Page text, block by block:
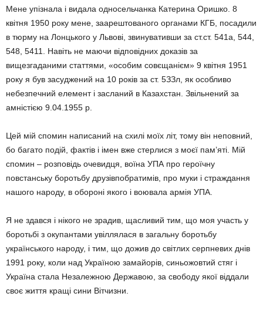
Мене упізнала і видала односельчанка Катерина Оришко. 8
квітня 1950 року мене, заарештованого органами КГБ, посадили
в тюрму на Лонцького у Львові, звинувативши за ст.ст. 541а, 544,
548, 5411. Навіть не маючи відповідних доказів за
вищезгаданими статтями, «особим совєщанієм» 9 квітня 1951
року я був засуджений на 10 років за ст. 5ЗЗл, як особливо
небезпечний елемент і засланий в Казахстан. Звільнений за
амністією 9.04.1955 р.
Цей мій спомин написаний на схилі моїх літ, тому він неповний,
бо багато подій, фактів і імен вже стерлися з моєї пам’яті. Мій
спомин – розповідь очевидця, воїна УПА про героїчну
повстанську боротьбу друзівпобратимів, про муки і страждання
нашого народу, в обороні якого і воювала армія УПА.
Я не здався і нікого не зрадив, щасливий тим, що моя участь у
боротьбі з окупантами увіллялася в загальну боротьбу
українського народу, і тим, що дожив до світлих серпневих днів
1991 року, коли над Україною замайорів, синьожовтий стяг і
Україна стала Незалежною Державою, за свободу якої віддали
своє життя кращі сини Вітчизни.